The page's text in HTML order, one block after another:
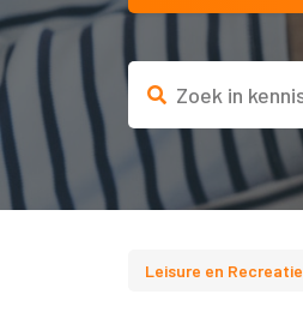
Leisure en Recreatie